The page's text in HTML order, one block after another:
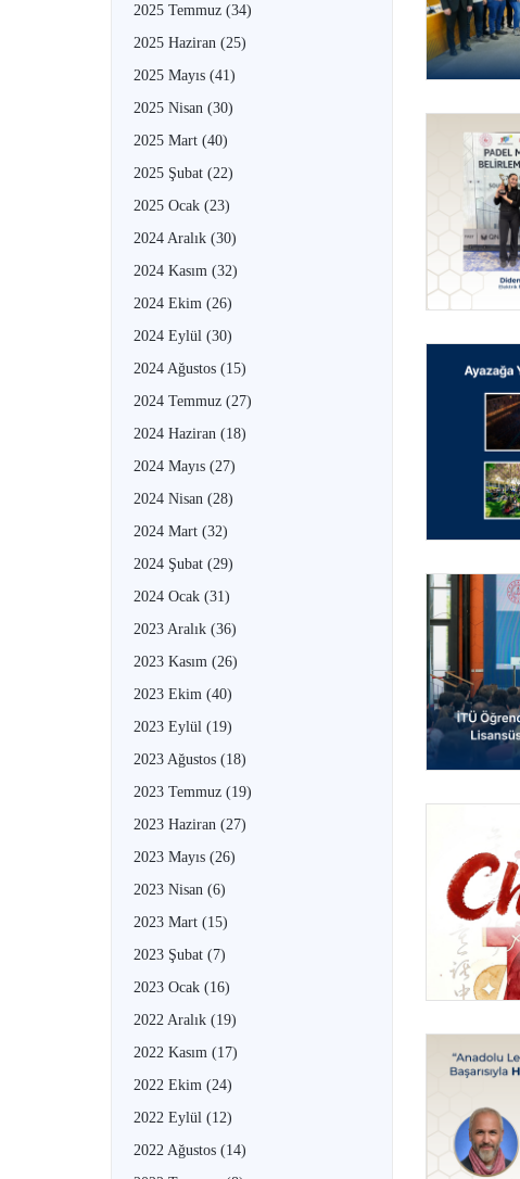
2025 Temmuz (34)
2025 Haziran (25)
2025 Mayıs (41)
2025 Nisan (30)
2025 Mart (40)
2025 Şubat (22)
2025 Ocak (23)
2024 Aralık (30)
2024 Kasım (32)
2024 Ekim (26)
2024 Eylül (30)
2024 Ağustos (15)
2024 Temmuz (27)
2024 Haziran (18)
2024 Mayıs (27)
2024 Nisan (28)
2024 Mart (32)
2024 Şubat (29)
2024 Ocak (31)
2023 Aralık (36)
2023 Kasım (26)
2023 Ekim (40)
2023 Eylül (19)
2023 Ağustos (18)
2023 Temmuz (19)
2023 Haziran (27)
2023 Mayıs (26)
2023 Nisan (6)
2023 Mart (15)
2023 Şubat (7)
2023 Ocak (16)
2022 Aralık (19)
2022 Kasım (17)
2022 Ekim (24)
2022 Eylül (12)
2022 Ağustos (14)